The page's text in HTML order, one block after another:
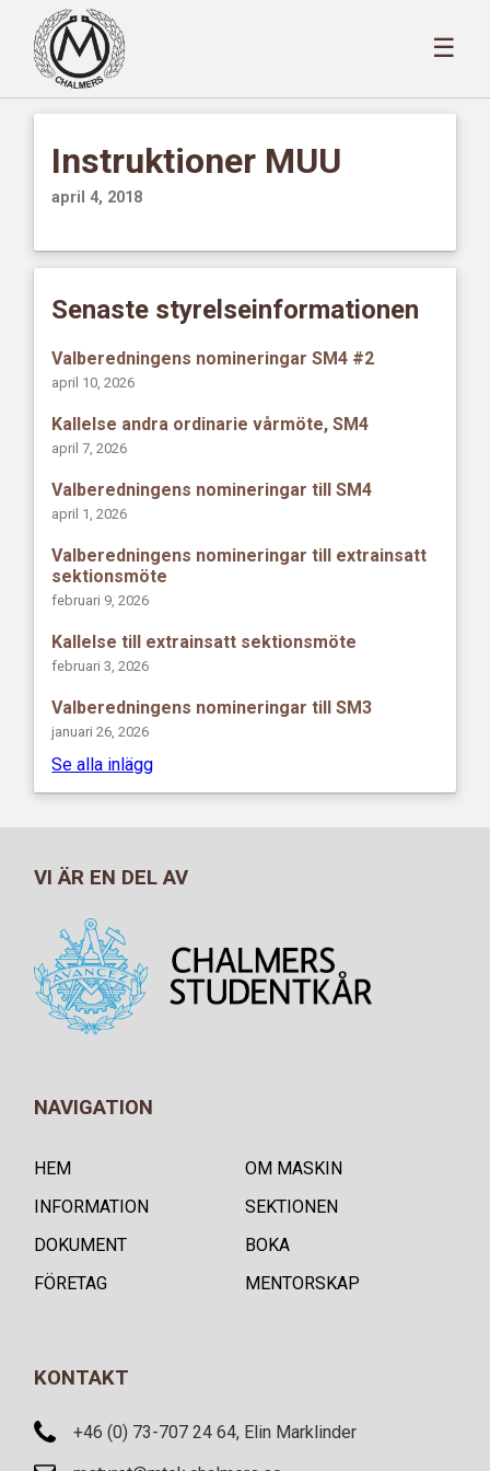
☰
Instruktioner MUU
april 4, 2018
Senaste styrelseinformationen
Valberedningens nomineringar SM4 #2
april 10, 2026
Kallelse andra ordinarie vårmöte, SM4
april 7, 2026
Valberedningens nomineringar till SM4
april 1, 2026
Valberedningens nomineringar till extrainsatt
sektionsmöte
februari 9, 2026
Kallelse till extrainsatt sektionsmöte
februari 3, 2026
Valberedningens nomineringar till SM3
januari 26, 2026
Se alla inlägg
VI ÄR EN DEL AV
NAVIGATION
HEM
OM MASKIN
INFORMATION
SEKTIONEN
DOKUMENT
BOKA
FÖRETAG
MENTORSKAP
KONTAKT
+46 (0) 73-707 24 64, Elin Marklinder